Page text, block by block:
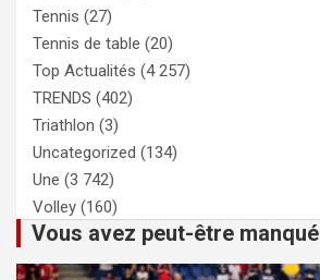
Tennis (27)
Tennis de table (20)
Top Actualités (4 257)
TRENDS (402)
Triathlon (3)
Uncategorized (134)
Une (3 742)
Volley (160)
Vous avez peut-être manqué